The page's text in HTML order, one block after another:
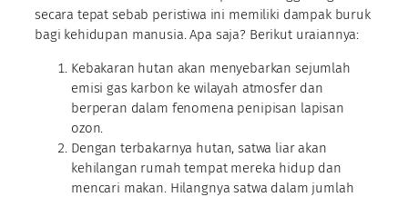
secara tepat sebab peristiwa ini memiliki dampak buruk
bagi kehidupan manusia. Apa saja? Berikut uraiannya:
Kebakaran hutan akan menyebarkan sejumlah
emisi gas karbon ke wilayah atmosfer dan
berperan dalam fenomena penipisan lapisan
ozon.
Dengan terbakarnya hutan, satwa liar akan
kehilangan rumah tempat mereka hidup dan
mencari makan. Hilangnya satwa dalam jumlah